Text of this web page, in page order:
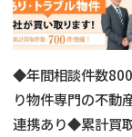
◆年間相談件数
り物件専門の不動
連携あり◆累計買